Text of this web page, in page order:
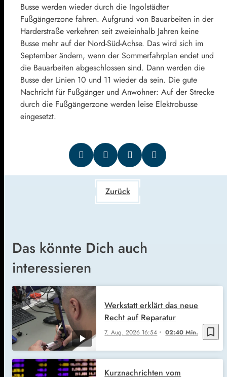
Busse werden wieder durch die Ingolstädter
Fußgängerzone fahren. Aufgrund von Bauarbeiten in der
Harderstraße verkehren seit zweieinhalb Jahren keine
Busse mehr auf der Nord-Süd-Achse. Das wird sich im
September ändern, wenn der Sommerfahrplan endet und
die Bauarbeiten abgeschlossen sind. Dann werden die
Busse der Linien 10 und 11 wieder da sein. Die gute
Nachricht für Fußgänger und Anwohner: Auf der Strecke
durch die Fußgängerzone werden leise Elektrobusse
eingesetzt.
Zurück
Das könnte Dich auch
interessieren
bookmark_border
7. Aug. 2026 16:54 02:40 Min.
Werkstatt erklärt das neue
Recht auf Reparatur
Kurznachrichten vom